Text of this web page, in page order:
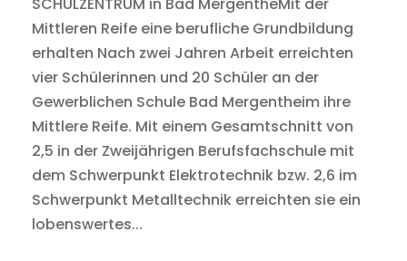
Mittleren Reife eine berufliche Grundbildung
erhalten Nach zwei Jahren Arbeit erreichten
vier Schülerinnen und 20 Schüler an der
Gewerblichen Schule Bad Mergentheim ihre
Mittlere Reife. Mit einem Gesamtschnitt von
2,5 in der Zweijährigen Berufsfachschule mit
dem Schwerpunkt Elektrotechnik bzw. 2,6 im
Schwerpunkt Metalltechnik erreichten sie ein
lobenswertes...